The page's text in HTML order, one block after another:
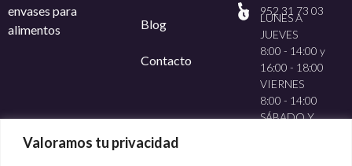
Valoramos tu privacidad
envases para
alimentos
Blog
Contacto
952 31 73 03
LUNES A
JUEVES
8:00 - 14:00 y
16:00 - 18:00
VIERNES
8:00 - 14:00
SÁBADO Y